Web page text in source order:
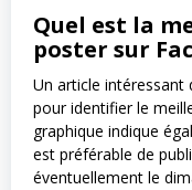
Quel est la
poster sur
Un article intéressant
pour identifier le
graphique indique
est préférable de
éventuellement le